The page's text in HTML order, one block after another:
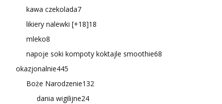
kawa czekolada7
likiery nalewki [+18]18
mleko8
napoje soki kompoty koktajle smoothie68
okazjonalnie445
Boże Narodzenie132
dania wigilijne24